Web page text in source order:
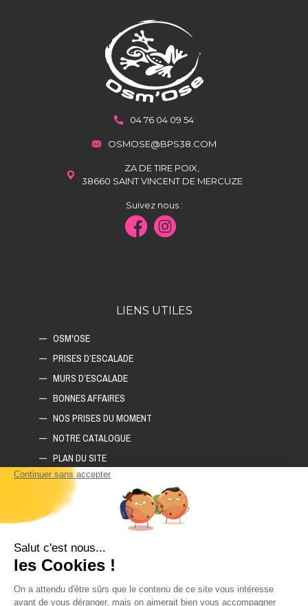
04 76 04 09 54
OSMOSE@BPS38.COM
ZA DE TIRE POIX,
38660 SAINT VINCENT DE MERCUZE
Suivez nous :
LIENS UTILES
OSM'OSE
PRISES D’ESCALADE
MURS D’ESCALADE
BONNES AFFAIRES
NOS PRISES DU MOMENT
NOTRE CATALOGUE
PLAN DU SITE
COMMENT CONSTRUIRE SON MUR D'ESCALADE ?
COMMENT CHOISIR SON TAPIS D'ESCALADE ?
COMMENT CHOISIR SES PRISES D'ESCALADE ?
LIVRAISON ET RETOURS